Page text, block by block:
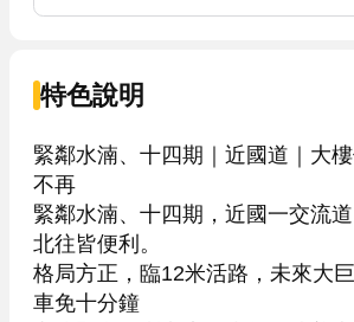
特色說明
緊鄰水湳、十四期｜近國道｜大
不再
緊鄰水湳、十四期，近國一交流
北往皆便利。
格局方正，臨12米活路，未來大
車免十分鐘